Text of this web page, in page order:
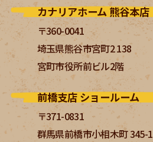
カナリアホーム 熊谷本店
〒360-0041
埼玉県熊谷市宮町2 138
宮町市役所前ビル2階
前橋支店 ショールーム
〒371-0831
群馬県前橋市小相木町 345-1